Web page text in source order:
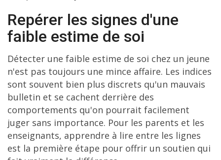
Repérer les signes d'une
faible estime de soi
Détecter une faible estime de soi chez un jeune
n'est pas toujours une mince affaire. Les indices
sont souvent bien plus discrets qu'un mauvais
bulletin et se cachent derrière des
comportements qu'on pourrait facilement
juger sans importance. Pour les parents et les
enseignants, apprendre à lire entre les lignes
est la première étape pour offrir un soutien qui